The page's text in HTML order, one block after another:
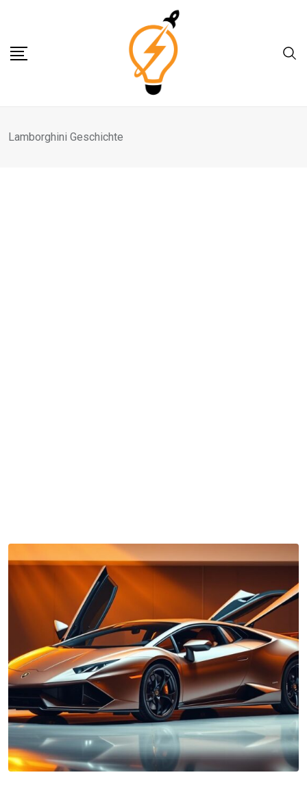
content
Lamborghini Geschichte